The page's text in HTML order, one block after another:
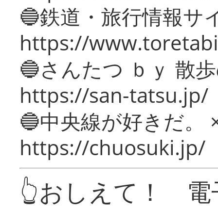
🔵鉄道・旅行情報サ
https://
🔵さんたつ ｂｙ 散
https://san-tatsu.jp/
🔵中央線が好きだ。
https://chuosuki.jp/
👆おしえて！ 電